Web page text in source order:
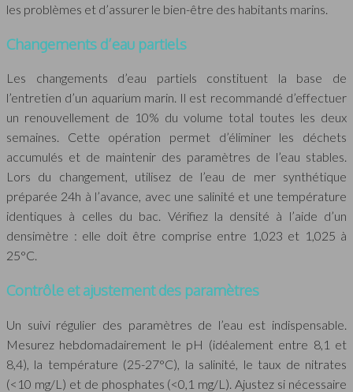
les problèmes et d’assurer le bien-être des habitants marins.
Changements d’eau partiels
Les changements d’eau partiels constituent la base de
l’entretien d’un aquarium marin. Il est recommandé d’effectuer
un renouvellement de 10% du volume total toutes les deux
semaines. Cette opération permet d’éliminer les déchets
accumulés et de maintenir des paramètres de l’eau stables.
Lors du changement, utilisez de l’eau de mer synthétique
préparée 24h à l’avance, avec une salinité et une température
identiques à celles du bac. Vérifiez la densité à l’aide d’un
densimètre : elle doit être comprise entre 1,023 et 1,025 à
25°C.
Contrôle et ajustement des paramètres
Un suivi régulier des paramètres de l’eau est indispensable.
Mesurez hebdomadairement le pH (idéalement entre 8,1 et
8,4), la température (25-27°C), la salinité, le taux de nitrates
(<10 mg/L) et de phosphates (<0,1 mg/L). Ajustez si nécessaire